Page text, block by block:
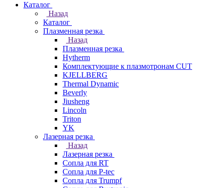
Каталог
Назад
Каталог
Плазменная резка
Назад
Плазменная резка
Hytherm
Комплектующие к плазмотронам CUT
KJELLBERG
Thermal Dynamic
Beverly
Jiusheng
Lincoln
Triton
YK
Лазерная резка
Назад
Лазерная резка
Сопла для RT
Сопла для P-tec
Сопла для Trumpf